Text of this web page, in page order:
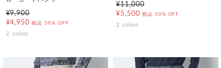
¥9,900
¥4,950 税込 50% OFF
2 colors
¥11,000
¥5,500 税込 50% OFF
2 colors